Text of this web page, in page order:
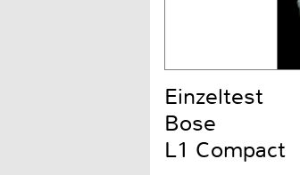
Einzeltest
Bose
L1 Compact